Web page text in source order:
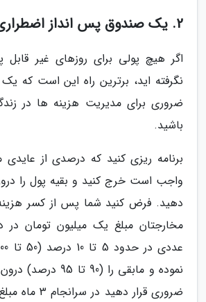
2. یک صندوق پس انداز اضطراری داشته باشید
اگر هیچ پولی برای روزهای غیر
نگرفته اید، برترین راه این است که
ضروری برای مدیریت هزینه ها در
باشید.
برنامه ریزی کنید که درصدی از عایدی
واجب است خرج کنید و بقیه پول را
دهید. فرض کنید شما پس از کسر
مخارجتان مبلغ یک میلیون تومان در
نموده و مابقی را